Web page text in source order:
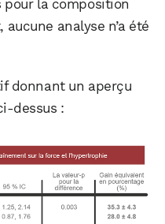
la composition
analyse n’a été
donnant un aperçu
dessus :